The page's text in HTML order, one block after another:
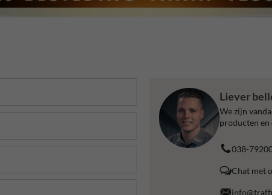
Liever
We zijn
producten en
038-
Chat met